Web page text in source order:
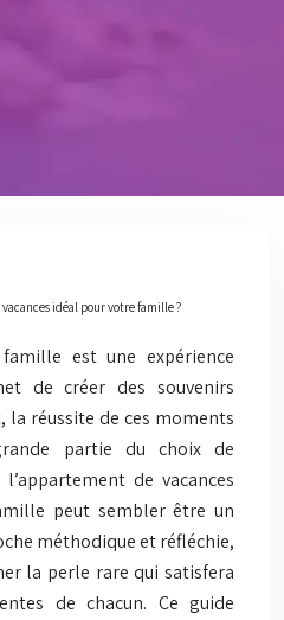
idéal pour votre famille ?
est une expérience
de créer des souvenirs
la réussite de ces moments
partie du choix de
de vacances
peut sembler être un
méthodique et réfléchie,
la perle rare qui satisfera
de chacun. Ce guide